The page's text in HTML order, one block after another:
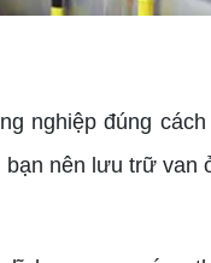
nghiệp đúng
nên lưu trữ